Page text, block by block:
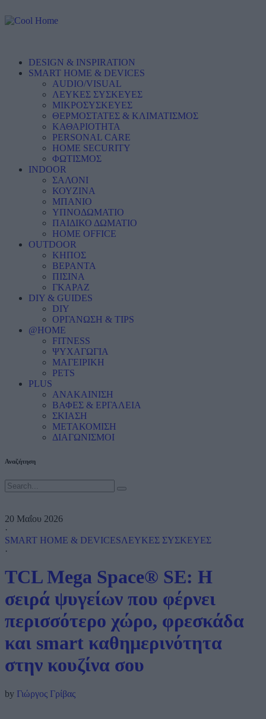
DESIGN & INSPIRATION
SMART HOME & DEVICES
AUDIO/VISUAL
ΛΕΥΚΕΣ ΣΥΣΚΕΥΕΣ
ΜΙΚΡΟΣΥΣΚΕΥΕΣ
ΘΕΡΜΟΣΤΑΤΕΣ & ΚΛΙΜΑΤΙΣΜΟΣ
ΚΑΘΑΡΙΟΤΗΤΑ
PERSONAL CARE
HOME SECURITY
ΦΩΤΙΣΜΟΣ
INDOOR
ΣΑΛΟΝΙ
ΚΟΥΖΙΝΑ
ΜΠΑΝΙΟ
ΥΠΝΟΔΩΜΑΤΙΟ
ΠΑΙΔΙΚΟ ΔΩΜΑΤΙΟ
HOME OFFICE
OUTDOOR
ΚΗΠΟΣ
ΒΕΡΑΝΤΑ
ΠΙΣΙΝΑ
ΓΚΑΡΑΖ
DIY & GUIDES
DIY
ΟΡΓΑΝΩΣΗ & TIPS
@HOME
FITNESS
ΨΥΧΑΓΩΓΙΑ
ΜΑΓΕΙΡΙΚΗ
PETS
PLUS
ΑΝΑΚΑΙΝΙΣΗ
ΒΑΦΕΣ & ΕΡΓΑΛΕΙΑ
ΣΚΙΑΣΗ
ΜΕΤΑΚΟΜΙΣΗ
ΔΙΑΓΩΝΙΣΜΟΙ
Αναζήτηση
20 Μαΐου 2026
·
SMART HOME & DEVICESΛΕΥΚΕΣ ΣΥΣΚΕΥΕΣ
·
TCL Mega Space® SE: Η
σειρά ψυγείων που φέρνει
περισσότερο χώρο, φρεσκάδα
και smart καθημερινότητα
στην κουζίνα σου
by Γιώργος Γρίβας